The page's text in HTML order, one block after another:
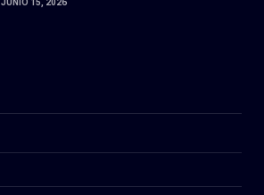
JUNIO 15, 2026